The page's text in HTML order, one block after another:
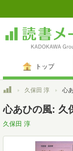
トップ
トップ久保田 淳 心あ
心あひの風: 久
久保田 淳